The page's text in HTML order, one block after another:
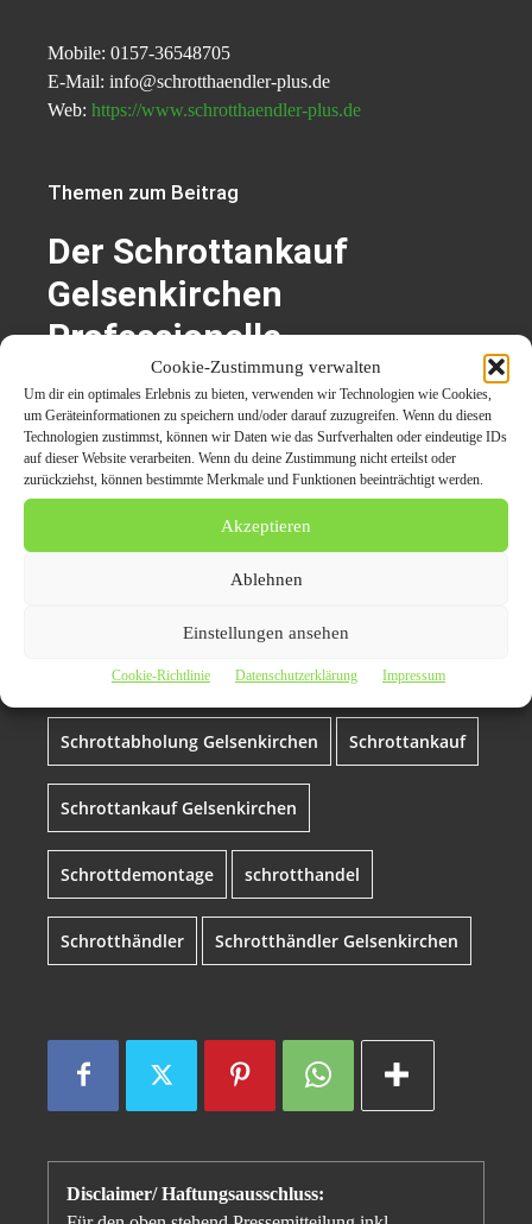
Cookie-Zustimmung verwalten
Um dir ein optimales Erlebnis zu bieten, verwenden wir Technologien wie Cookies,
um Geräteinformationen zu speichern und/oder darauf zuzugreifen. Wenn du diesen
Technologien zustimmst, können wir Daten wie das Surfverhalten oder eindeutige IDs
auf dieser Website verarbeiten. Wenn du deine Zustimmung nicht erteilst oder
zurückziehst, können bestimmte Merkmale und Funktionen beeinträchtigt werden.
Akzeptieren
Ablehnen
Einstellungen ansehen
Cookie-Richtlinie Datenschutzerklärung Impressum
Mobile: 0157-36548705
E-Mail: info@schrotthaendler-plus.de
Web: https://www.schrotthaendler-plus.de
Themen zum Beitrag
Der Schrottankauf
Gelsenkirchen
Professionelle
Schrottentsorgung Wir
bieten privaten und
gewerblichen
Altmetallabholung Gelsenkirchen
Schrottabholung
Schrottabholung Gelsenkirchen Schrottankauf
Schrottankauf Gelsenkirchen
Schrottdemontage schrotthandel
Schrotthändler Schrotthändler Gelsenkirchen
Disclaimer/ Haftungsausschluss: